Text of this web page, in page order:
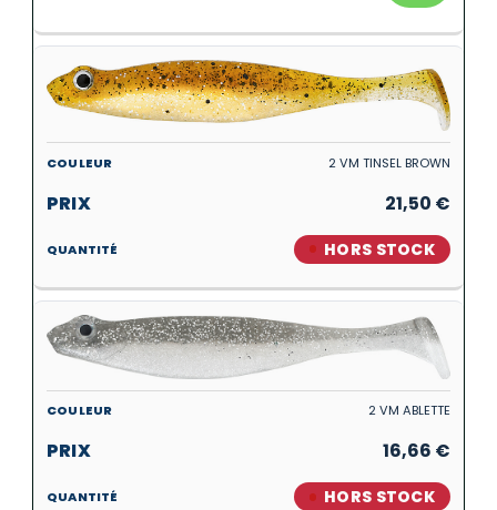
2 VM TINSEL BROWN
21,50 €
HORS STOCK
2 VM ABLETTE
16,66 €
HORS STOCK